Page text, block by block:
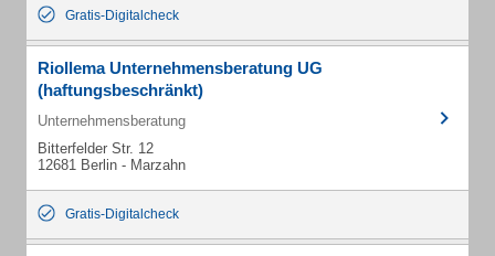
Gratis-Digitalcheck
Riollema Unternehmensberatung UG
(haftungsbeschränkt)
Unternehmensberatung
Bitterfelder Str. 12
12681 Berlin - Marzahn
Gratis-Digitalcheck